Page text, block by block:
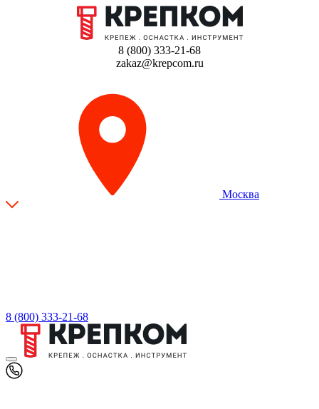
8 (800) 333-21-68
zakaz@krepcom.ru
Москва
8 (800) 333-21-68